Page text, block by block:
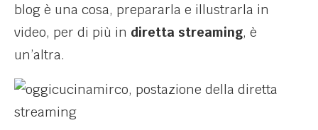
blog è una cosa, prepararla e illustrarla in
video, per di più in diretta streaming, è
un’altra.